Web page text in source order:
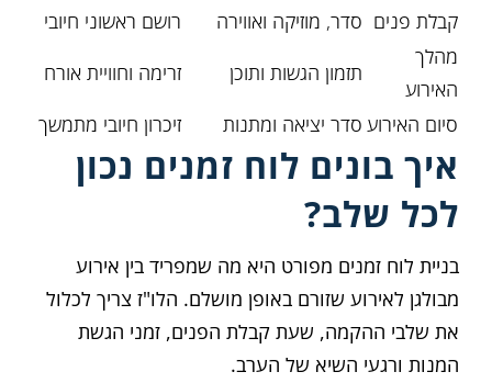
קבלת פנים סדר, מוזיקה ואווירה
רושם ראשוני חיובי
מהלך
האירוע
תזמון הגשות ותוכן
זרימה וחוויית אורח
סיום האירוע סדר יציאה ומתנות זיכרון חיובי מתמשך
איך בונים לוח זמנים נכון
לכל שלב?
בניית לוח זמנים מפורט היא מה שמפריד בין אירוע
מבולגן לאירוע שזורם באופן מושלם. הלו"ז צריך לכלול
את שלבי ההקמה, שעת קבלת הפנים, זמני הגשת
המנות ורגעי השיא של הערב.